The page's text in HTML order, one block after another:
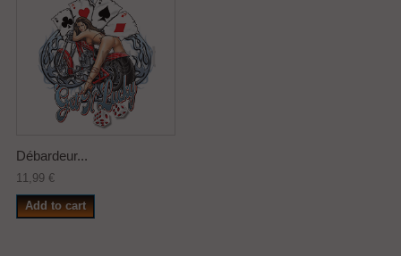
Débardeur...
11,99 €
Add to cart